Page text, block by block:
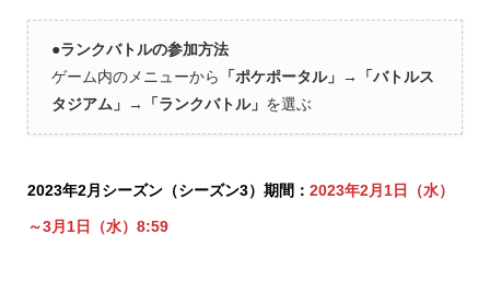
●ランクバトルの参加方法
ゲーム内のメニューから
「ポケポータル」→「バトルス
タジアム」→「ランクバトル」 を選ぶ
2023年2月シーズン（シーズン3）期間： 2023年2月1日（水）
～3月1日（水）8:59